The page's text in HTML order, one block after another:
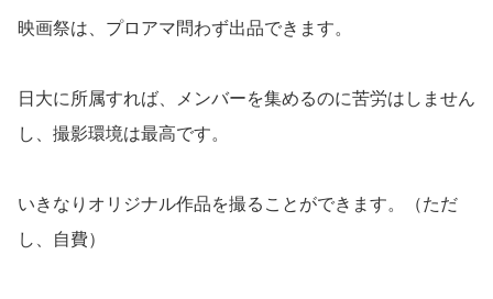
映画祭は、プロアマ問わず出品できます。
日大に所属すれば、メンバーを集めるのに苦労はしません
し、撮影環境は最高です。
いきなりオリジナル作品を撮ることができます。（ただ
し、自費）